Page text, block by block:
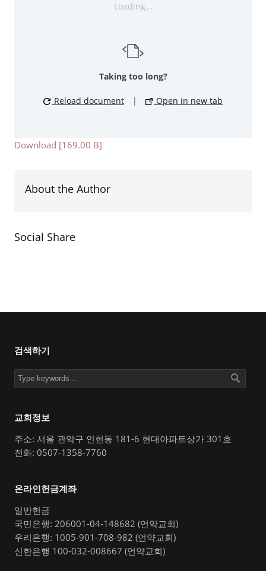
Loading...
Taking too long?
Reload document | Open in new tab
Download [169.00 B]
About the Author
Social Share
검색하기
교회정보
주소: 서울 관악구 인헌동 181-6 현대아파트상가 301호
전화: 0507-1358-7760
온라인헌금계좌
일반헌금
국민은행: 206001-04-148682 (언약교회)
우리은행: 1005-901-708-982 (언약교회)
신한은행 100-032-008667 (언약교회)